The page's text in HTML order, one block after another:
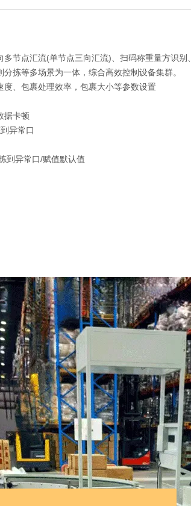
多节点汇流(单节点三向汇流)、扫码称重量方识别
拣等多场景为一体，综合高效控制设备集群。
度、包裹处理效率，包裹大小等参数设置
据卡顿
异常口
到异常口/赋值默认值